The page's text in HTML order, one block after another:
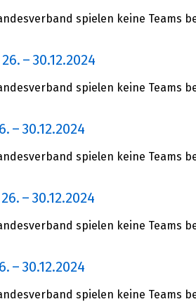
spielen keine Teams
26. – 30.12.2024
spielen keine Teams
– 30.12.2024
spielen keine Teams
26. – 30.12.2024
spielen keine Teams
– 30.12.2024
spielen keine Teams